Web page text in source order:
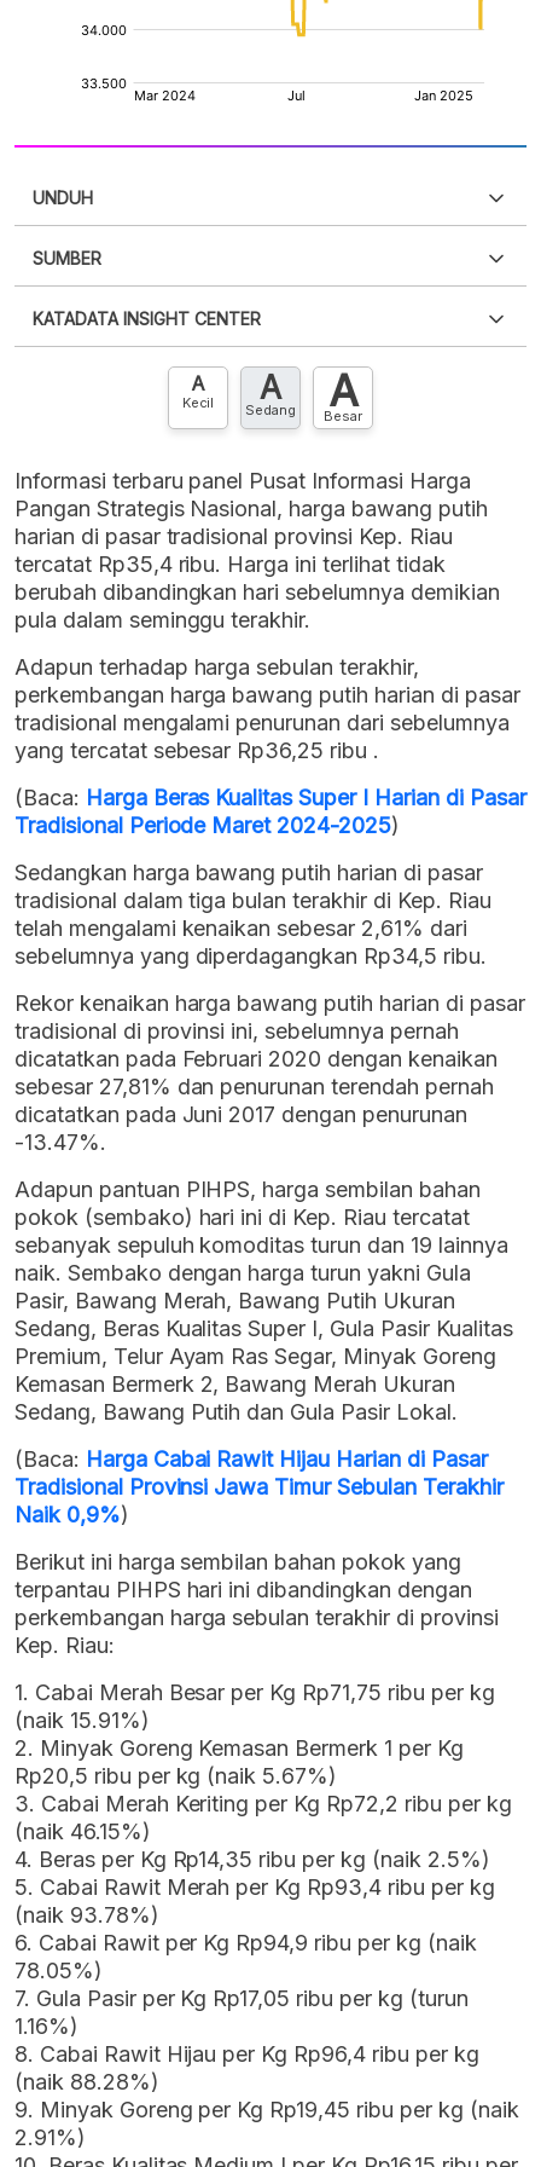
UNDUH
XLS
SUMBER
punya akun?Silakan Daftar sekarang
KATADATA INSIGHT CENTER
Hubungi sekarang »
A
Kecil A
Sedang A
Besar
Informasi terbaru panel Pusat Informasi Harga
Pangan Strategis Nasional, harga bawang putih
harian di pasar tradisional provinsi Kep. Riau
tercatat Rp35,4 ribu. Harga ini terlihat tidak
berubah dibandingkan hari sebelumnya demikian
pula dalam seminggu terakhir.
Adapun terhadap harga sebulan terakhir,
perkembangan harga bawang putih harian di pasar
tradisional mengalami penurunan dari sebelumnya
yang tercatat sebesar Rp36,25 ribu .
(Baca: Harga Beras Kualitas Super I Harian di Pasar
Tradisional Periode Maret 2024-2025)
Sedangkan harga bawang putih harian di pasar
tradisional dalam tiga bulan terakhir di Kep. Riau
telah mengalami kenaikan sebesar 2,61% dari
sebelumnya yang diperdagangkan Rp34,5 ribu.
Rekor kenaikan harga bawang putih harian di pasar
tradisional di provinsi ini, sebelumnya pernah
dicatatkan pada Februari 2020 dengan kenaikan
sebesar 27,81% dan penurunan terendah pernah
dicatatkan pada Juni 2017 dengan penurunan
-13.47%.
Adapun pantuan PIHPS, harga sembilan bahan
pokok (sembako) hari ini di Kep. Riau tercatat
sebanyak sepuluh komoditas turun dan 19 lainnya
naik. Sembako dengan harga turun yakni Gula
Pasir, Bawang Merah, Bawang Putih Ukuran
Sedang, Beras Kualitas Super I, Gula Pasir Kualitas
Premium, Telur Ayam Ras Segar, Minyak Goreng
Kemasan Bermerk 2, Bawang Merah Ukuran
Sedang, Bawang Putih dan Gula Pasir Lokal.
(Baca: Harga Cabai Rawit Hijau Harian di Pasar
Tradisional Provinsi Jawa Timur Sebulan Terakhir
Naik 0,9%)
Berikut ini harga sembilan bahan pokok yang
terpantau PIHPS hari ini dibandingkan dengan
perkembangan harga sebulan terakhir di provinsi
Kep. Riau:
1. Cabai Merah Besar per Kg Rp71,75 ribu per kg
(naik 15.91%)
2. Minyak Goreng Kemasan Bermerk 1 per Kg
Rp20,5 ribu per kg (naik 5.67%)
3. Cabai Merah Keriting per Kg Rp72,2 ribu per kg
(naik 46.15%)
4. Beras per Kg Rp14,35 ribu per kg (naik 2.5%)
5. Cabai Rawit Merah per Kg Rp93,4 ribu per kg
(naik 93.78%)
6. Cabai Rawit per Kg Rp94,9 ribu per kg (naik
78.05%)
7. Gula Pasir per Kg Rp17,05 ribu per kg (turun
1.16%)
8. Cabai Rawit Hijau per Kg Rp96,4 ribu per kg
(naik 88.28%)
9. Minyak Goreng per Kg Rp19,45 ribu per kg (naik
2.91%)